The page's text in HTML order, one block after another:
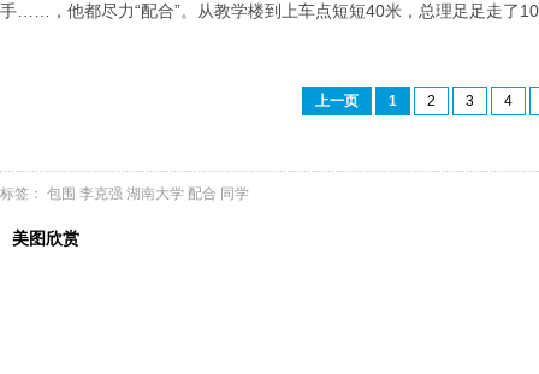
手……，他都尽力“配合”。从教学楼到上车点短短40米，总理足足走了
上一页 1 2 3 4
标签： 包围 李克强 湖南大学 配合 同学
美图欣赏